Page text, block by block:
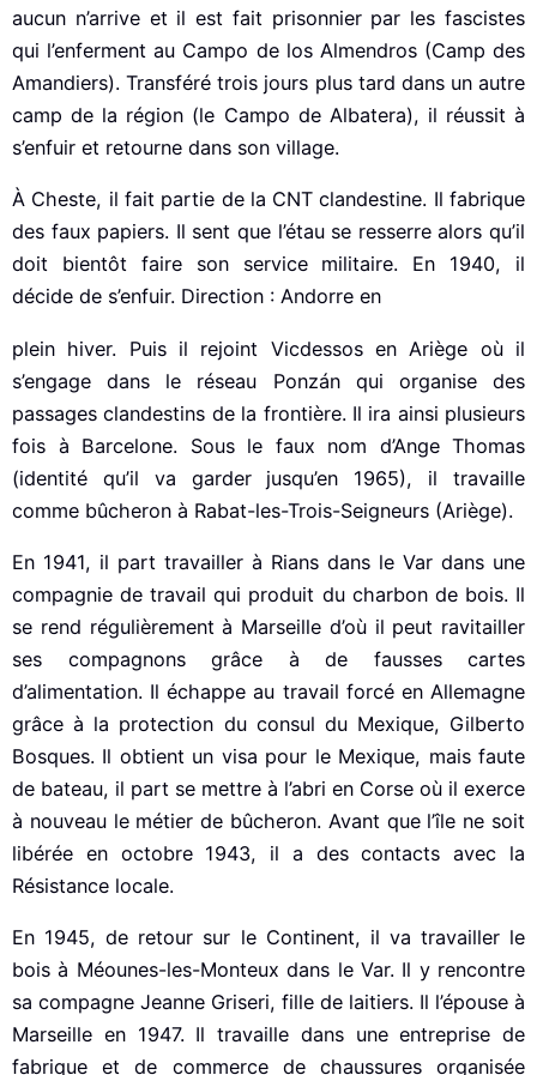
aucun n’arrive et il est fait prisonnier par les fascistes
qui l’enferment au Campo de los Almendros (Camp des
Amandiers). Transféré trois jours plus tard dans un autre
camp de la région (le Campo de Albatera), il réussit à
s’enfuir et retourne dans son village.
À Cheste, il fait partie de la CNT clandestine. Il fabrique
des faux papiers. Il sent que l’étau se resserre alors qu’il
doit bientôt faire son service militaire. En 1940, il
décide de s’enfuir. Direction : Andorre en
plein hiver. Puis il rejoint Vicdessos en Ariège où il
s’engage dans le réseau Ponzán qui organise des
passages clandestins de la frontière. Il ira ainsi plusieurs
fois à Barcelone. Sous le faux nom d’Ange Thomas
(identité qu’il va garder jusqu’en 1965), il travaille
comme bûcheron à Rabat-les-Trois-Seigneurs (Ariège).
En 1941, il part travailler à Rians dans le Var dans une
compagnie de travail qui produit du charbon de bois. Il
se rend régulièrement à Marseille d’où il peut ravitailler
ses compagnons grâce à de fausses cartes
d’alimentation. Il échappe au travail forcé en Allemagne
grâce à la protection du consul du Mexique, Gilberto
Bosques. Il obtient un visa pour le Mexique, mais faute
de bateau, il part se mettre à l’abri en Corse où il exerce
à nouveau le métier de bûcheron. Avant que l’île ne soit
libérée en octobre 1943, il a des contacts avec la
Résistance locale.
En 1945, de retour sur le Continent, il va travailler le
bois à Méounes-les-Monteux dans le Var. Il y rencontre
sa compagne Jeanne Griseri, fille de laitiers. Il l’épouse à
Marseille en 1947. Il travaille dans une entreprise de
fabrique et de commerce de chaussures organisée